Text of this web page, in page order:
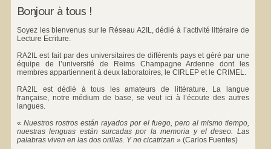
Bonjour à tous !
Soyez les bienvenus sur le Réseau A2IL, dédié à l’activité littéraire de
Lecture Ecriture.
RA2IL est fait par des universitaires de différents pays et géré par une
équipe de l’université de Reims Champagne Ardenne dont les
membres appartiennent à deux laboratoires, le CIRLEPet le CRIMEL.
RA2IL est dédié à tous les amateurs de littérature. La langue
française, notre médium de base, se veut ici à l’écoute des autres
langues.
« Nuestros rostros están rayados por el fuego, pero al mismo tiempo,
nuestras lenguas están surcadas por la memoria y el deseo. Las
palabras viven en las dos orillas. Y no cicatrizan » (Carlos Fuentes)